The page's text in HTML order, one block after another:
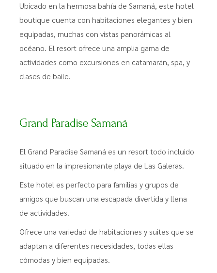
Ubicado en la hermosa bahía de Samaná, este hotel
boutique cuenta con habitaciones elegantes y bien
equipadas, muchas con vistas panorámicas al
océano. El resort ofrece una amplia gama de
actividades como excursiones en catamarán, spa, y
clases de baile.
Grand Paradise Samaná
El Grand Paradise Samaná es un resort todo incluido
situado en la impresionante playa de Las Galeras.
Este hotel es perfecto para familias y grupos de
amigos que buscan una escapada divertida y llena
de actividades.
Ofrece una variedad de habitaciones y suites que se
adaptan a diferentes necesidades, todas ellas
cómodas y bien equipadas.